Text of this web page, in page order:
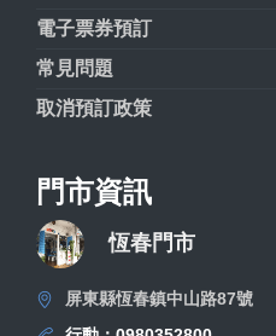
電子票券預訂
常見問題
取消預訂政策
門市資訊
恆春門市
屏東縣恆春鎮中山路87號